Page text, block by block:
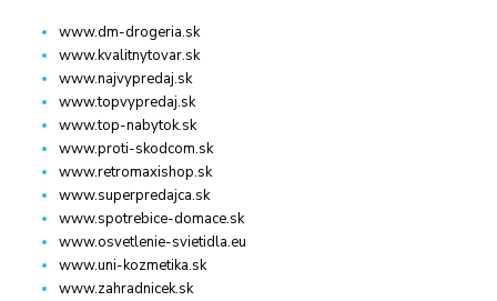
www.dm-drogeria.sk
www.kvalitnytovar.sk
www.najvypredaj.sk
www.topvypredaj.sk
www.top-nabytok.sk
www.proti-skodcom.sk
www.retromaxishop.sk
www.superpredajca.sk
www.spotrebice-domace.sk
www.osvetlenie-svietidla.eu
www.uni-kozmetika.sk
www.zahradnicek.sk